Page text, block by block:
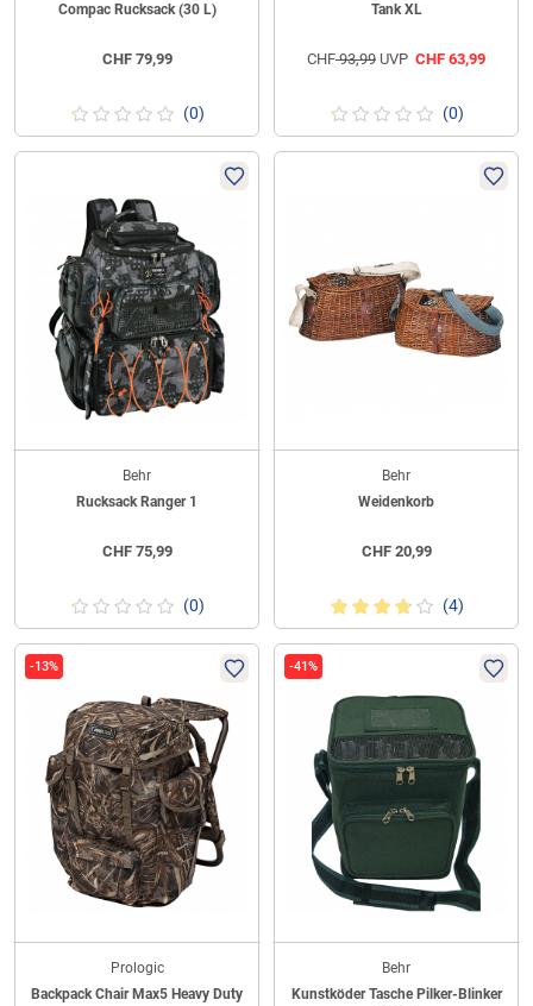
Compac Rucksack (30 L)
CHF79,99
(0)
Tank XL
CHF93,99 UVP CHF 63,99
(0)
Behr
Rucksack Ranger 1
CHF75,99
(0)
Behr
Weidenkorb
CHF20,99
(4)
-13%
Prologic
Backpack Chair Max5 Heavy Duty
-41%
Behr
Kunstköder Tasche Pilker-Blinker